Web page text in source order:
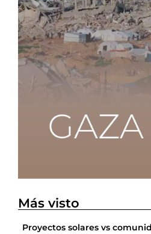
Más visto
Proyectos solares vs